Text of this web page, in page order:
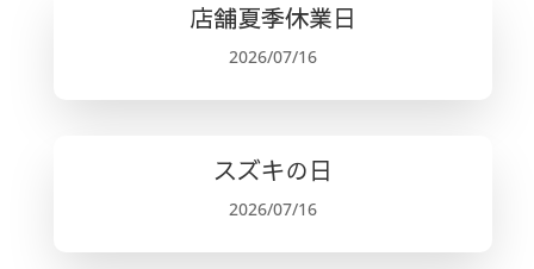
店舗夏季休業日
2026/07/16
スズキの日
2026/07/16